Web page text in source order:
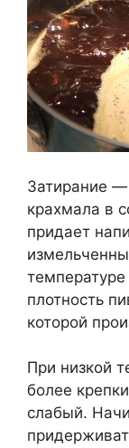
Затирание
крахмала в
придает
плотность
которой
При низкой
более
слабый.